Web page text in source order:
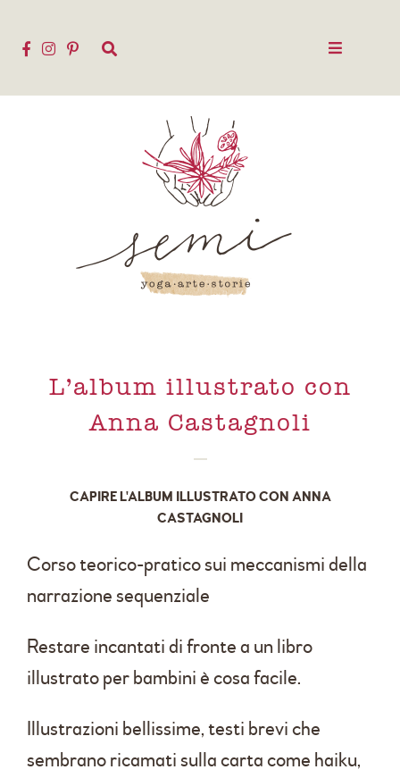
L’album illustrato con
Anna Castagnoli
CAPIRE L'ALBUM ILLUSTRATO CON ANNA
CASTAGNOLI
Corso teorico-pratico sui meccanismi della
narrazione sequenziale
Restare incantati di fronte a un libro
illustrato per bambini è cosa facile.
Illustrazioni bellissime, testi brevi che
sembrano ricamati sulla carta come haiku,